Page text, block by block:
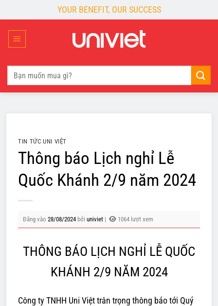
to
content
YOUR BENEFIT, OUR SUCCESS
Tìm
kiếm:
TIN TỨC UNI VIỆT
Thông báo Lịch nghỉ Lễ
Quốc Khánh 2/9 năm 2024
Đăng vào 28/08/2024 bởi univiet | 1064 lượt xem
THÔNG BÁO LỊCH NGHỈ LỄ QUỐC
KHÁNH 2/9 NĂM 2024
Công ty TNHH Uni Việt trân trọng thông báo tới Quý